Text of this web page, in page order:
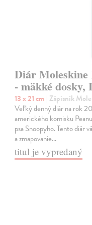
Diár Moleskine
- mäkké dosky,
13 x 21 cm | Zápisník
Veľký denný diár na rok
amerického komisku
psa Snoopyho. Tento diár
a zmapovanie…
titul je vypredaný